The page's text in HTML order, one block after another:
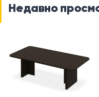
Недавно